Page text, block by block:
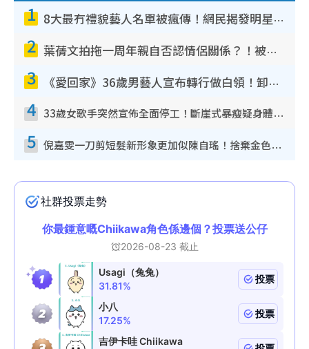
1 8大最冇禮貌藝人名單被瘋傳！網民揭發明星真面目 一致數臭呢位係無品天花板？
2 葉蒨文拍拖一周年親自否認情侶關係？！被質疑感情造假竟稱GM「普通同事」
3 《愛回家》36歲男藝人宣布轉行做白領！卸下藝人身份回歸素人平淡生活
4 33歲女歌手突然宣佈全面停工！斷崖式暴瘦疑身體亮紅燈！聲明曝︰將暫時淡出
5 倪嘉雯一刀剪短髮新形象更加似陳自瑤！捨棄金色長髮造型氣質大變超驚喜